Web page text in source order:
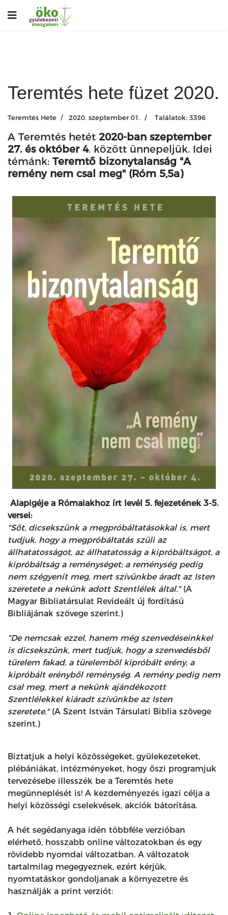
Teremtés hete füzet 2020.
Teremtés Hete 2020. szeptember 01. Találatok: 3396
A Teremtés hetét 2020-ban szeptember
27. és október 4. között ünnepeljük. Idei
témánk: Teremtő bizonytalanság "A
remény nem csal meg" (Róm 5,5a)
Alapigéje a Rómaiakhoz írt levél 5. fejezetének 3-5.
versei:
"Sőt, dicsekszünk a megpróbáltatásokkal is, mert
tudjuk, hogy a megpróbáltatás szüli az
állhatatosságot, az állhatatosság a kipróbáltságot, a
kipróbáltság a reménységet; a reménység pedig
nem szégyenít meg, mert szívünkbe áradt az Isten
szeretete a nekünk adott Szentlélek által."(A
Magyar Bibliatársulat Revideált új fordítású
Bibliájának szövege szerint.)
"De nemcsak ezzel, hanem még szenvedéseinkkel
is dicsekszünk, mert tudjuk, hogy a szenvedésből
türelem fakad, a türelemből kipróbált erény, a
kipróbált erényből reménység. A remény pedig nem
csal meg, mert a nekünk ajándékozott
Szentlélekkel kiáradt szívünkbe az Isten
szeretete."(A Szent István Társulati Biblia szövege
szerint.)
Biztatjuk a helyi közösségeket, gyülekezeteket,
plébániákat, intézményeket, hogy őszi programjuk
tervezésebe illesszék be a Teremtés hete
megünneplését is! A kezdeményezés igazi célja a
helyi közösségi cselekvések, akciók bátorítása.
A hét segédanyaga idén többféle verzióban
elérhető, hosszabb online változatokban és egy
rövidebb nyomdai változatban. A változatok
tartalmilag megegyeznek, ezért kérjük,
nyomtatáskor gondoljanak a környezetre és
használják a print verziót: